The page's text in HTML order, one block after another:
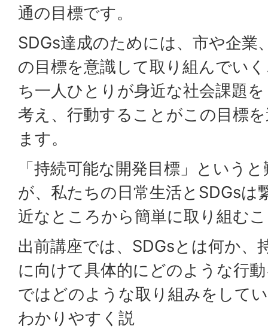
通の目標です。
SDGs達成のためには、市や企業
の目標を意識して取り組んでい
ち一人ひとりが身近な社会課題
考え、行動することがこの目標
ます。
「持続可能な開発目標」という
が、私たちの日常生活とSDGsは
近なところから簡単に取り組む
出前講座では、SDGsとは何か、
に向けて具体的にどのような行
ではどのような取り組みをして
わかりやすく説